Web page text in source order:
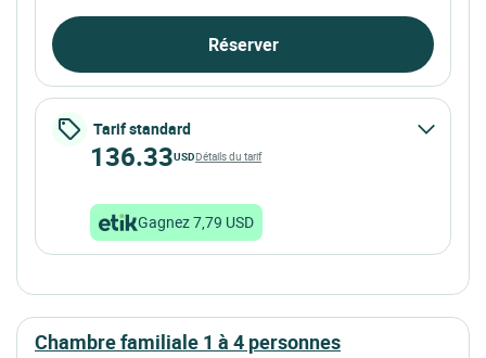
Réserver
Tarif standard
136.33USDDétails du tarif
Gagnez 7,79 USD
chambre familiale 1 à 4 personnes